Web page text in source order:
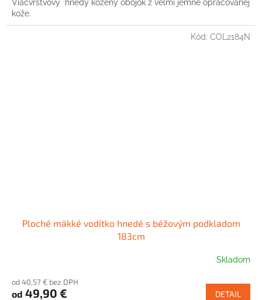
Viacvrstvový hnedý kožený obojok z veľmi jemne opracovanej
kože.
Ploché mäkké vodítko hnedé s béžovým podkladom
183cm
Skladom
od 40,57 € bez DPH
od 49,90 € DETAIL
Kód: COL2184N